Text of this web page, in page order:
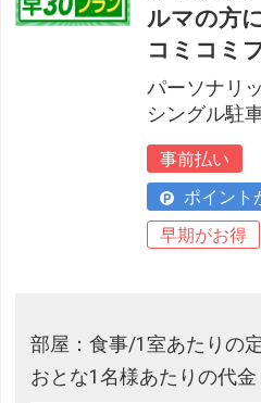
ルマの方
コミコミ
パーソナリ
シングル駐
事前払い
ポイント
早期がお得
部屋：食事/1室あたりの
おとな1名様あたりの代金